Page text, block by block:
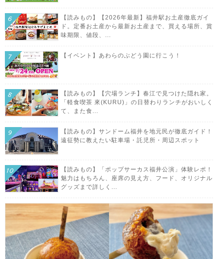
【読みもの】【2026年最新】福井駅お土産徹底ガイ
ド。定番お土産から最新お土産まで、買える場所、賞
味期限、値段、...
【イベント】あわらのぶどう園に行こう！
【読みもの】【穴場ランチ】春江で見つけた隠れ家。
「軽食喫茶 來(KURU)」の日替わりランチがおいしく
て、また食...
【読みもの】サンドーム福井を地元民が徹底ガイド！
遠征勢に教えたい駐車場・託児所・周辺スポット
【読みもの】「ポップサーカス福井公演」体験レポ！
魅力はもちろん、座席の見え方、フード、オリジナル
グッズまで詳しく...